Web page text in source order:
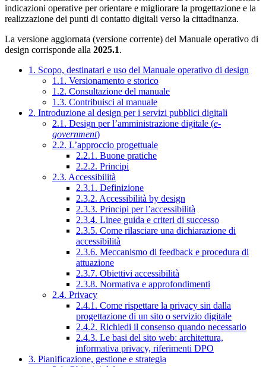
indicazioni operative per orientare e migliorare la progettazione e la
realizzazione dei punti di contatto digitali verso la cittadinanza.
La versione aggiornata (versione corrente) del Manuale operativo di
design corrisponde alla 2025.1.
1. Scopo, destinatari e uso del Manuale operativo di design
1.1. Versionamento e storico
1.2. Consultazione del manuale
1.3. Contribuisci al manuale
2. Introduzione al design per i servizi pubblici digitali
2.1. Design per l’amministrazione digitale (e-
government)
2.2. L’approccio progettuale
2.2.1. Buone pratiche
2.2.2. Principi
2.3. Accessibilità
2.3.1. Definizione
2.3.2. Accessibilità by design
2.3.3. Principi per l’accessibilità
2.3.4. Linee guida e criteri di successo
2.3.5. Come rilasciare una dichiarazione di
accessibilità
2.3.6. Meccanismo di feedback e procedura di
attuazione
2.3.7. Obiettivi accessibilità
2.3.8. Normativa e approfondimenti
2.4. Privacy
2.4.1. Come rispettare la privacy sin dalla
progettazione di un sito o servizio digitale
2.4.2. Richiedi il consenso quando necessario
2.4.3. Le basi del sito web: architettura,
informativa privacy, riferimenti DPO
3. Pianificazione, gestione e strategia